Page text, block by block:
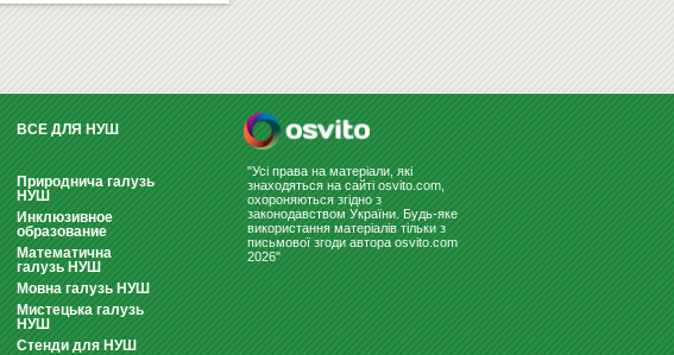
ВСЕ ДЛЯ НУШ
Природнича галузь
НУШ
Инклюзивное
образование
Математична
галузь НУШ
Мовна галузь НУШ
Мистецька галузь
НУШ
Стенди для НУШ
"Усі права на матеріали, які
знаходяться на сайті osvito.com,
охороняються згідно з
законодавством України. Будь-яке
використання матеріалів тільки з
письмової згоди автора osvito.com
2026"